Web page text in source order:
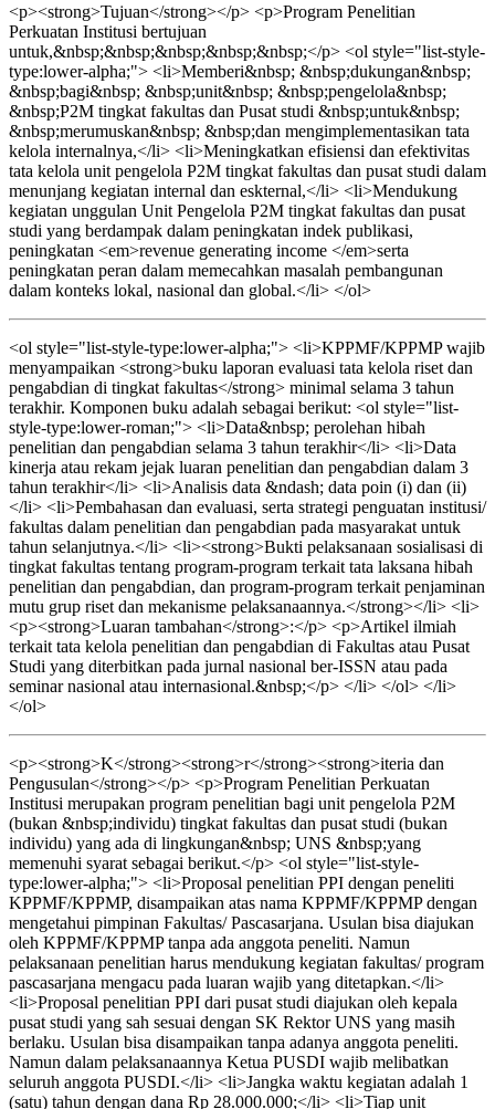
<p><strong>Tujuan</strong></p> <p>Program Penelitian
Perkuatan Institusi bertujuan
untuk,&nbsp;&nbsp;&nbsp;&nbsp;&nbsp;</p> <ol style="list-style-
type:lower-alpha;"> <li>Memberi&nbsp; &nbsp;dukungan&nbsp;
&nbsp;bagi&nbsp; &nbsp;unit&nbsp; &nbsp;pengelola&nbsp;
&nbsp;P2M tingkat fakultas dan Pusat studi &nbsp;untuk&nbsp;
&nbsp;merumuskan&nbsp; &nbsp;dan mengimplementasikan tata
kelola internalnya,</li> <li>Meningkatkan efisiensi dan efektivitas
tata kelola unit pengelola P2M tingkat fakultas dan pusat studi dalam
menunjang kegiatan internal dan eskternal,</li> <li>Mendukung
kegiatan unggulan Unit Pengelola P2M tingkat fakultas dan pusat
studi yang berdampak dalam peningkatan indek publikasi,
peningkatan <em>revenue generating income </em>serta
peningkatan peran dalam memecahkan masalah pembangunan
dalam konteks lokal, nasional dan global.</li> </ol>
<ol style="list-style-type:lower-alpha;"> <li>KPPMF/KPPMP wajib
menyampaikan <strong>buku laporan evaluasi tata kelola riset dan
pengabdian di tingkat fakultas</strong> minimal selama 3 tahun
terakhir. Komponen buku adalah sebagai berikut: <ol style="list-
style-type:lower-roman;"> <li>Data&nbsp; perolehan hibah
penelitian dan pengabdian selama 3 tahun terakhir</li> <li>Data
kinerja atau rekam jejak luaran penelitian dan pengabdian dalam 3
tahun terakhir</li> <li>Analisis data &ndash; data poin (i) dan (ii)
</li> <li>Pembahasan dan evaluasi, serta strategi penguatan institusi/
fakultas dalam penelitian dan pengabdian pada masyarakat untuk
tahun selanjutnya.</li> <li><strong>Bukti pelaksanaan sosialisasi di
tingkat fakultas tentang program-program terkait tata laksana hibah
penelitian dan pengabdian, dan program-program terkait penjaminan
mutu grup riset dan mekanisme pelaksanaannya.</strong></li> <li>
<p><strong>Luaran tambahan</strong>:</p> <p>Artikel ilmiah
terkait tata kelola penelitian dan pengabdian di Fakultas atau Pusat
Studi yang diterbitkan pada jurnal nasional ber-ISSN atau pada
seminar nasional atau internasional.&nbsp;</p> </li> </ol> </li>
</ol>
<p><strong>K</strong><strong>r</strong><strong>iteria dan
Pengusulan</strong></p> <p>Program Penelitian Perkuatan
Institusi merupakan program penelitian bagi unit pengelola P2M
(bukan &nbsp;individu) tingkat fakultas dan pusat studi (bukan
individu) yang ada di lingkungan&nbsp; UNS &nbsp;yang
memenuhi syarat sebagai berikut.</p> <ol style="list-style-
type:lower-alpha;"> <li>Proposal penelitian PPI dengan peneliti
KPPMF/KPPMP, disampaikan atas nama KPPMF/KPPMP dengan
mengetahui pimpinan Fakultas/ Pascasarjana. Usulan bisa diajukan
oleh KPPMF/KPPMP tanpa ada anggota peneliti. Namun
pelaksanaan penelitian harus mendukung kegiatan fakultas/ program
pascasarjana mengacu pada luaran wajib yang ditetapkan.</li>
<li>Proposal penelitian PPI dari pusat studi diajukan oleh kepala
pusat studi yang sah sesuai dengan SK Rektor UNS yang masih
berlaku. Usulan bisa disampaikan tanpa adanya anggota peneliti.
Namun dalam pelaksanaannya Ketua PUSDI wajib melibatkan
seluruh anggota PUSDI.</li> <li>Jangka waktu kegiatan adalah 1
(satu) tahun dengan dana Rp 28.000.000;</li> <li>Tiap unit